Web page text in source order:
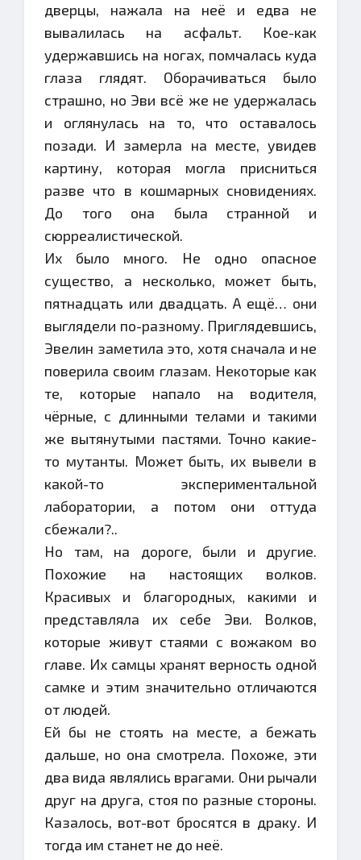
дверцы, нажала на неё и едва не
вывалилась на асфальт. Кое-как
удержавшись на ногах, помчалась куда
глаза глядят. Оборачиваться было
страшно, но Эви всё же не удержалась
и оглянулась на то, что оставалось
позади. И замерла на месте, увидев
картину, которая могла присниться
разве что в кошмарных сновидениях.
До того она была странной и
сюрреалистической.
Их было много. Не одно опасное
существо, а несколько, может быть,
пятнадцать или двадцать. А ещё… они
выглядели по-разному. Приглядевшись,
Эвелин заметила это, хотя сначала и не
поверила своим глазам. Некоторые как
те, которые напало на водителя,
чёрные, с длинными телами и такими
же вытянутыми пастями. Точно какие-
то мутанты. Может быть, их вывели в
какой-то экспериментальной
лаборатории, а потом они оттуда
сбежали?..
Но там, на дороге, были и другие.
Похожие на настоящих волков.
Красивых и благородных, какими и
представляла их себе Эви. Волков,
которые живут стаями с вожаком во
главе. Их самцы хранят верность одной
самке и этим значительно отличаются
от людей.
Ей бы не стоять на месте, а бежать
дальше, но она смотрела. Похоже, эти
два вида являлись врагами. Они рычали
друг на друга, стоя по разные стороны.
Казалось, вот-вот бросятся в драку. И
тогда им станет не до неё.